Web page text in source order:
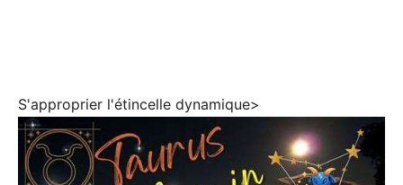
S'approprier l'étincelle dynamique>